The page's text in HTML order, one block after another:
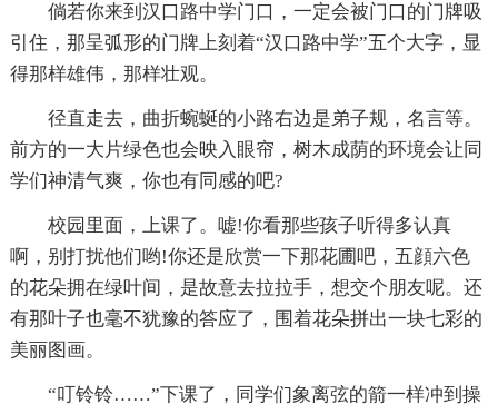
倘若你来到汉口路中学门口，一定会被门口的门牌吸
引住，那呈弧形的门牌上刻着“汉口路中学”五个大字，显
得那样雄伟，那样壮观。
径直走去，曲折蜿蜒的小路右边是弟子规，名言等。
前方的一大片绿色也会映入眼帘，树木成荫的环境会让同
学们神清气爽，你也有同感的吧?
校园里面，上课了。嘘!你看那些孩子听得多认真
啊，别打扰他们哟!你还是欣赏一下那花圃吧，五顔六色
的花朵拥在绿叶间，是故意去拉拉手，想交个朋友呢。还
有那叶子也毫不犹豫的答应了，围着花朵拼出一块七彩的
美丽图画。
“叮铃铃……”下课了，同学们象离弦的箭一样冲到操